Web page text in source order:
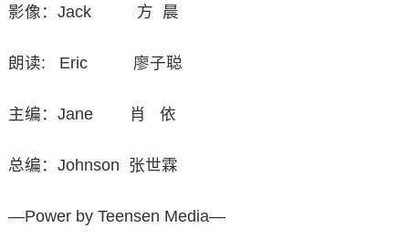
影像：Jack 方 晨
朗读: Eric 廖子聪
主编：Jane 肖 依
总编：Johnson 张世霖
—Power by Teensen Media—